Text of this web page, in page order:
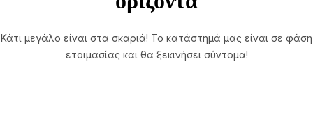
Κάτι μεγάλο είναι στα σκαριά! Το κατάστημά μας είναι σε φάση
ετοιμασίας και θα ξεκινήσει σύντομα!